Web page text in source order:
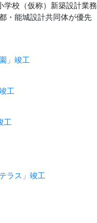
学校（仮称）新築設計業務
・能城設計共同体が優先
」竣工
工
工
ラス」竣工